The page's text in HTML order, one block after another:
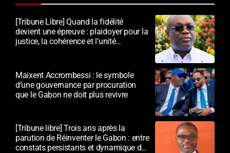
[Tribune Libre] Quand la fidélité
devient une épreuve : plaidoyer pour la
justice, la cohérence et l’unité
Maixent Accrombessi : le symbole
d’une gouvernance par procuration
que le Gabon ne doit plus revivre
[Tribune libre] Trois ans après la
parution de Réinventer le Gabon : entre
constats persistants et dynamique de